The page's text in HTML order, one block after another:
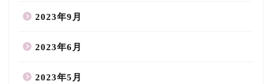
2023年9月
2023年6月
2023年5月